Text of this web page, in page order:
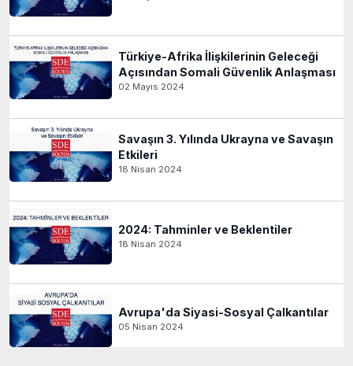
Türkiye-Afrika İlişkilerinin Geleceği
Açısından Somali Güvenlik Anlaşması
02 Mayıs 2024
Savaşın 3. Yılında Ukrayna ve Savaşın
Etkileri
18 Nisan 2024
2024: Tahminler ve Beklentiler
18 Nisan 2024
Avrupa'da Siyasi-Sosyal Çalkantılar
05 Nisan 2024